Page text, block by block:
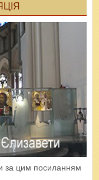
за цим посиланням